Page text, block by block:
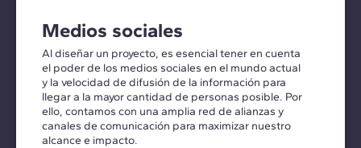
Medios sociales
Al diseñar un proyecto, es esencial tener en cuenta
el poder de los medios sociales en el mundo actual
y la velocidad de difusión de la información para
llegar a la mayor cantidad de personas posible. Por
ello, contamos con una amplia red de alianzas y
canales de comunicación para maximizar nuestro
alcance e impacto.